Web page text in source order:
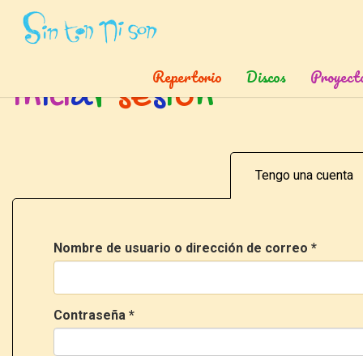
Repertorio Discos
Inicio » Ingresar
Iniciarsesión
Tengo una cuenta
Nombre de usuario o dirección de correo *
Contraseña *